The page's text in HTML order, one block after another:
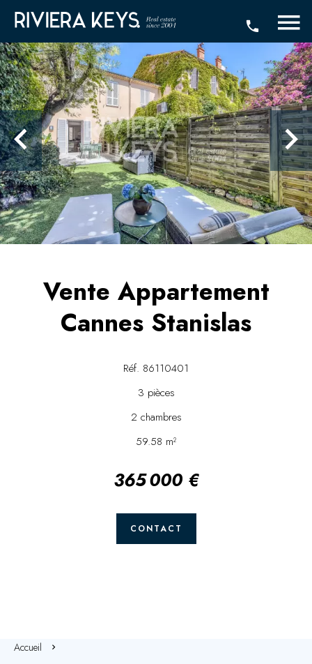
Vente Appartement
Cannes Stanislas
Réf. 86110401
3 pièces
2 chambres
59.58 m²
365 000 €
CONTACT
Accueil